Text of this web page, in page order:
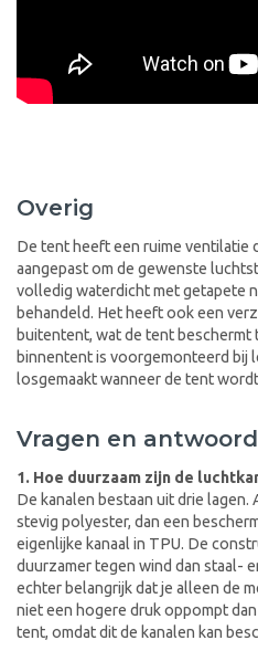
Overig
De tent heeft een ruime ventilatie
aangepast om de gewenste
volledig waterdicht met getapete
behandeld. Het heeft ook een
buitentent, wat de tent beschermt
binnentent is voorgemonteerd bij
losgemaakt wanneer de tent
Vragen en
1. Hoe duurzaam zijn de
De kanalen bestaan uit drie lagen.
stevig polyester, dan een
eigenlijke kanaal in TPU. De
duurzamer tegen wind dan staal-
echter belangrijk dat je alleen de
niet een hogere druk oppompt
tent, omdat dit de kanalen kan